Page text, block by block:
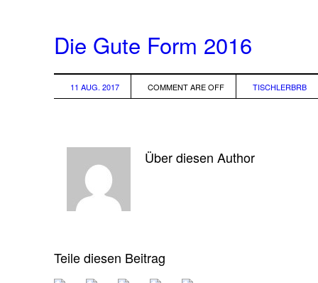
Die Gute Form 2016
11 AUG. 2017 COMMENT ARE OFF TISCHLERBRB
Über diesen Author
Teile diesen Beitrag